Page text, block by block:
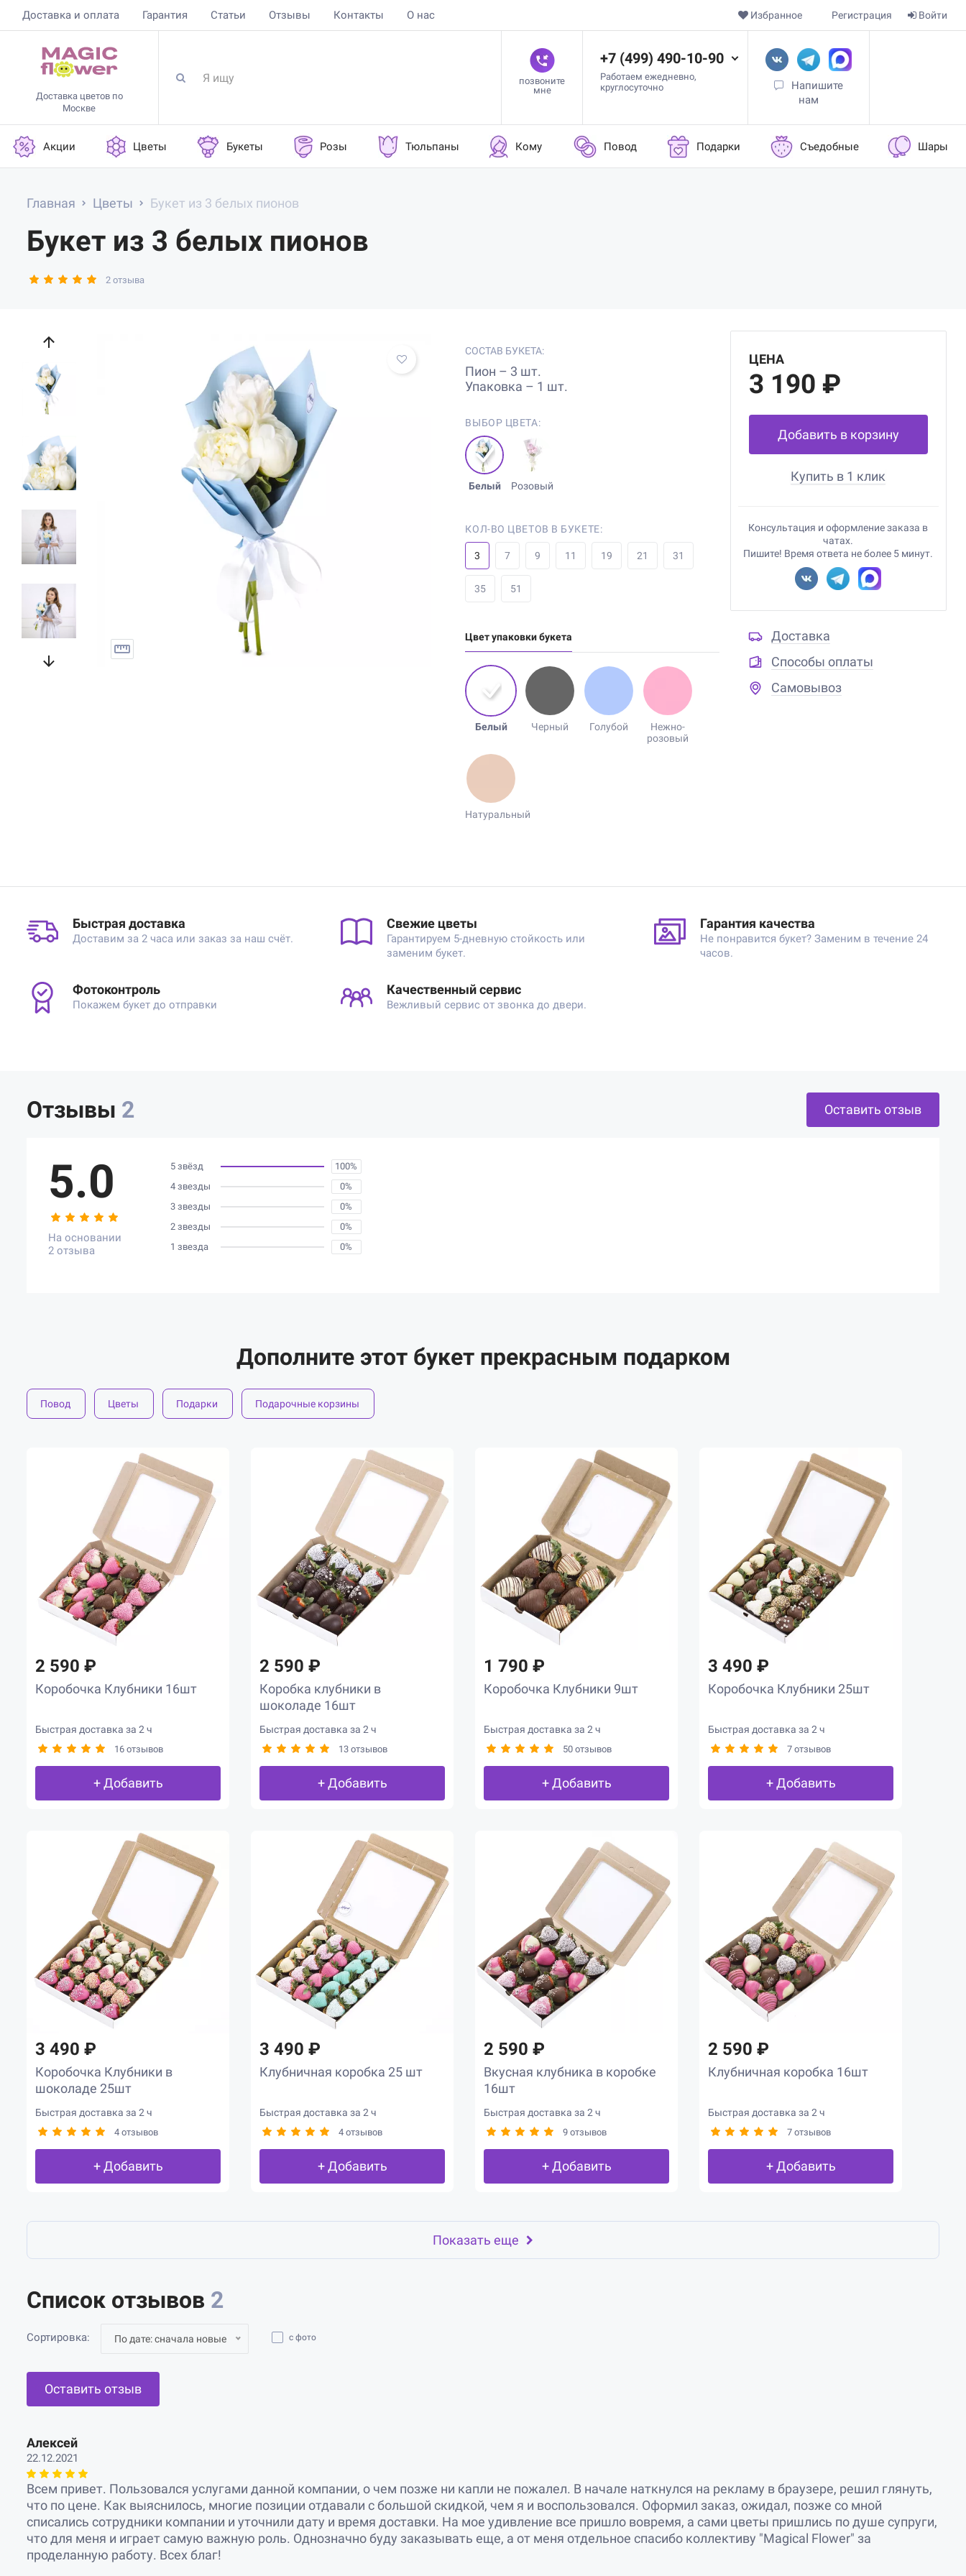
Доставка и оплата Гарантия Статьи Отзывы Контакты О нас Войти
Регистрация
Избранное
Доставка цветов по
Москве
позвоните
мне
+7 (499) 490-10-90
Работаем ежедневно,
круглосуточно
Напишите
нам
Акции Цветы Букеты Розы Тюльпаны Кому Повод Подарки Съедобные Шары
Главная Цветы Букет из 3 белых пионов
Букет из 3 белых пионов
2 отзыва
СОСТАВ БУКЕТА:
Пион – 3 шт.
Упаковка – 1 шт.
ВЫБОР ЦВЕТА:
Белый Розовый
КОЛ-ВО ЦВЕТОВ В БУКЕТЕ:
3 7 9 11 19 21 31
35 51
Цвет упаковки букета
Белый Черный Голубой
Нежно-
розовый
Натуральный
ЦЕНА
3 190 ₽
Добавить в корзину
Купить в 1 клик
Консультация и оформление заказа в
чатах.
Пишите! Время ответа не более 5 минут.
Доставка
Способы оплаты
Самовывоз
Быстрая доставка
Доставим за 2 часа или заказ за наш счёт.
Свежие цветы
Гарантируем 5-дневную стойкость или
заменим букет.
Гарантия качества
Не понравится букет? Заменим в течение 24
часов.
Фотоконтроль
Покажем букет до отправки
Качественный сервис
Вежливый сервис от звонка до двери.
Отзывы 2 Оставить отзыв
5.0
На основании
2 отзыва
5 звёзд
100%
4 звезды
0%
3 звезды
0%
2 звезды
0%
1 звезда
0%
Дополните этот букет прекрасным подарком
Повод Цветы Подарки Подарочные корзины
2 590 ₽
Коробочка Клубники 16шт
Быстрая доставка за 2 ч
16 отзывов
+ Добавить
2 590 ₽
Коробка клубники в
шоколаде 16шт
Быстрая доставка за 2 ч
13 отзывов
+ Добавить
1 790 ₽
Коробочка Клубники 9шт
Быстрая доставка за 2 ч
50 отзывов
+ Добавить
3 490 ₽
Коробочка Клубники 25шт
Быстрая доставка за 2 ч
7 отзывов
+ Добавить
3 490 ₽
Коробочка Клубники в
шоколаде 25шт
Быстрая доставка за 2 ч
4 отзывов
+ Добавить
3 490 ₽
Клубничная коробка 25 шт
Быстрая доставка за 2 ч
4 отзывов
+ Добавить
2 590 ₽
Вкусная клубника в коробке
16шт
Быстрая доставка за 2 ч
9 отзывов
+ Добавить
2 590 ₽
Клубничная коробка 16шт
Быстрая доставка за 2 ч
7 отзывов
+ Добавить
Показать еще
Список отзывов 2
Сортировка: По дате: сначала новые с фото
Оставить отзыв
Алексей
22.12.2021
Всем привет. Пользовался услугами данной компании, о чем позже ни капли не пожалел. В начале наткнулся на рекламу в браузере, решил глянуть,
что по цене. Как выяснилось, многие позиции отдавали с большой скидкой, чем я и воспользовался. Оформил заказ, ожидал, позже со мной
списались сотрудники компании и уточнили дату и время доставки. На мое удивление все пришло вовремя, а сами цветы пришлись по душе супруги,
что для меня и играет самую важную роль. Однозначно буду заказывать еще, а от меня отдельное спасибо коллективу "Magical Flower" за
проделанную работу. Всех благ!